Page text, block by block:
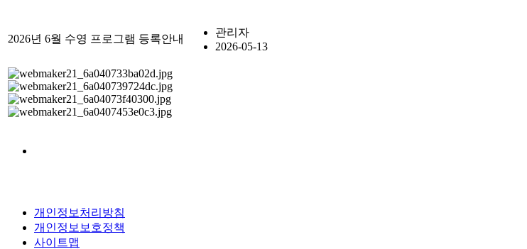
2026년 6월 수영 프로그램 등록안내
관리자
2026-05-13
개인정보처리방침
개인정보보호정책
사이트맵